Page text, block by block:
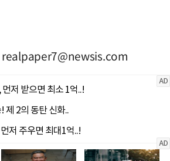
realpaper7@newsis.com